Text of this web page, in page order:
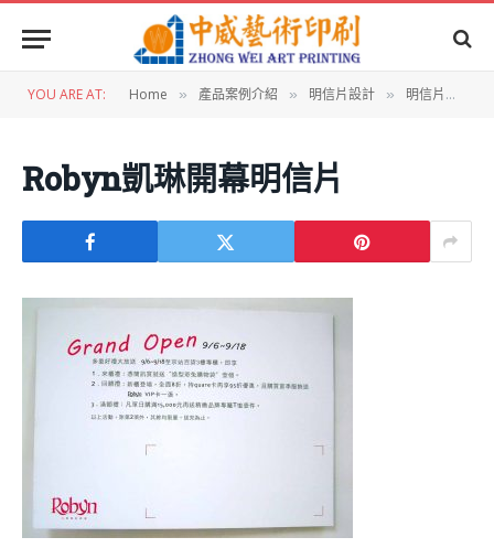
YOU ARE AT: Home » 產品案例介紹 » 明信片設計 » 明信片設計：Robyn凱琳開幕明信片
Robyn凱琳開幕明信片